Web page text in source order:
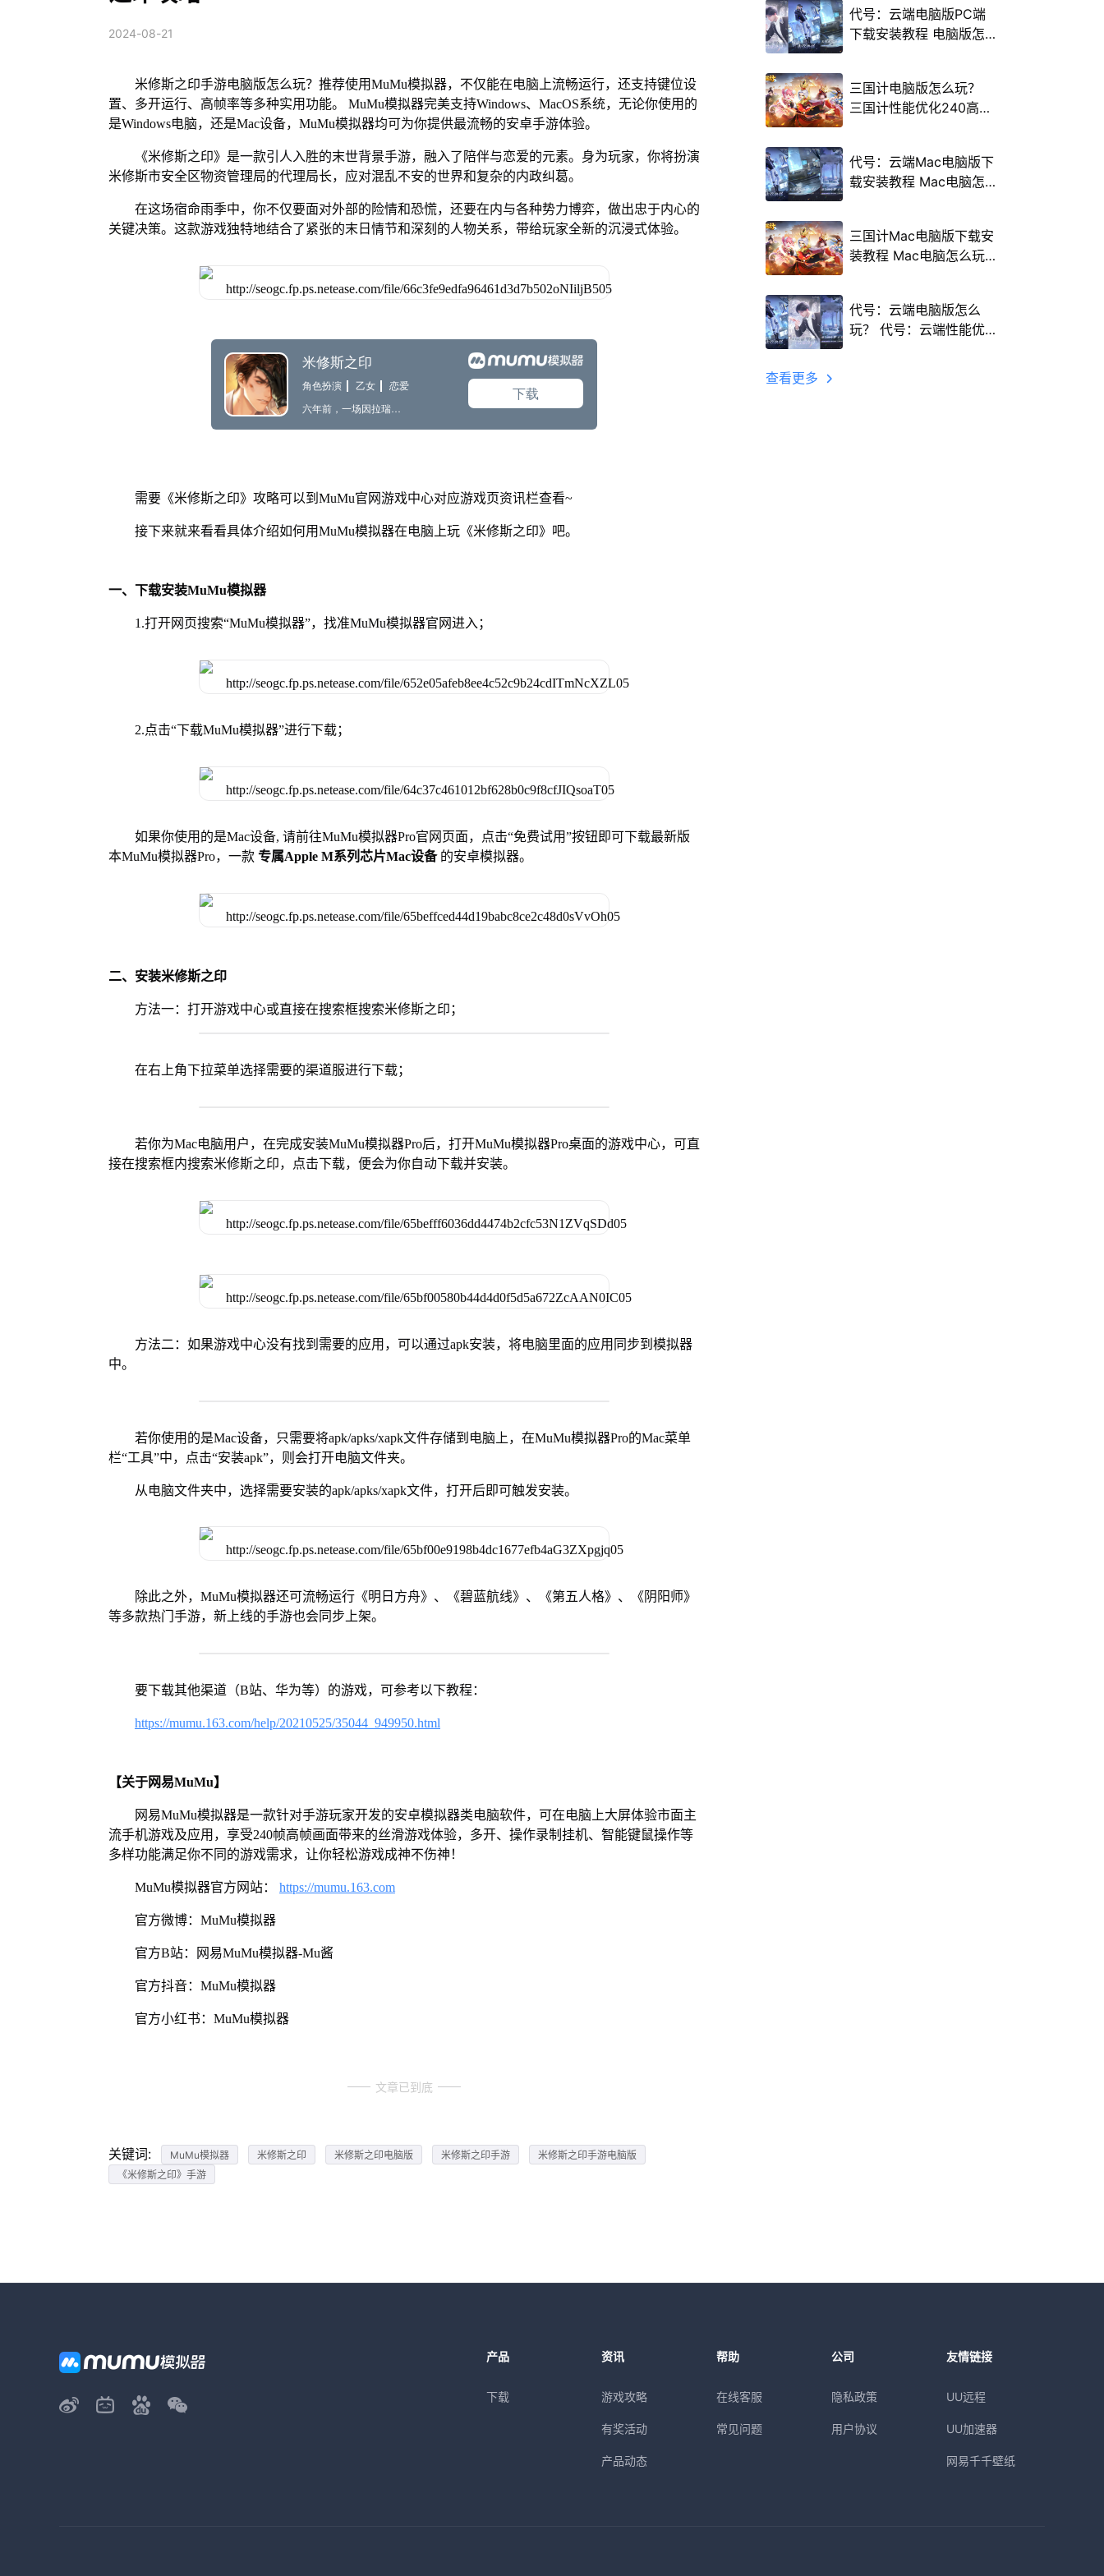
2024-08-21
米修斯之印手游电脑版怎么玩？推荐使用MuMu模拟器，不仅能在电脑上流畅运行，还支持键位设
置、多开运行、高帧率等多种实用功能。 MuMu模拟器完美支持Windows、MacOS系统，无论你使用的
是Windows电脑，还是Mac设备，MuMu模拟器均可为你提供最流畅的安卓手游体验。
《米修斯之印》是一款引人入胜的末世背景手游，融入了陪伴与恋爱的元素。身为玩家，你将扮演
米修斯市安全区物资管理局的代理局长，应对混乱不安的世界和复杂的内政纠葛。
在这场宿命雨季中，你不仅要面对外部的险情和恐慌，还要在内与各种势力博弈，做出忠于内心的
关键决策。这款游戏独特地结合了紧张的末日情节和深刻的人物关系，带给玩家全新的沉浸式体验。
需要《米修斯之印》攻略可以到MuMu官网游戏中心对应游戏页资讯栏查看~
接下来就来看看具体介绍如何用MuMu模拟器在电脑上玩《米修斯之印》吧。
一、下载安装MuMu模拟器
1.打开网页搜索“MuMu模拟器”，找准MuMu模拟器官网进入；
2.点击“下载MuMu模拟器”进行下载；
如果你使用的是Mac设备, 请前往MuMu模拟器Pro官网页面，点击“免费试用”按钮即可下载最新版
本MuMu模拟器Pro，一款 专属Apple M系列芯片Mac设备 的安卓模拟器。
二、安装米修斯之印
方法一：打开游戏中心或直接在搜索框搜索米修斯之印；
在右上角下拉菜单选择需要的渠道服进行下载；
若你为Mac电脑用户，在完成安装MuMu模拟器Pro后，打开MuMu模拟器Pro桌面的游戏中心，可直
接在搜索框内搜索米修斯之印，点击下载，便会为你自动下载并安装。
方法二：如果游戏中心没有找到需要的应用，可以通过apk安装，将电脑里面的应用同步到模拟器
中。
若你使用的是Mac设备，只需要将apk/apks/xapk文件存储到电脑上，在MuMu模拟器Pro的Mac菜单
栏“工具”中，点击“安装apk”，则会打开电脑文件夹。
从电脑文件夹中，选择需要安装的apk/apks/xapk文件，打开后即可触发安装。
除此之外，MuMu模拟器还可流畅运行《明日方舟》、《碧蓝航线》、《第五人格》、《阴阳师》
等多款热门手游，新上线的手游也会同步上架。
要下载其他渠道（B站、华为等）的游戏，可参考以下教程：
https://mumu.163.com/help/20210525/35044_949950.html
【关于网易MuMu】
网易MuMu模拟器是一款针对手游玩家开发的安卓模拟器类电脑软件，可在电脑上大屏体验市面主
流手机游戏及应用，享受240帧高帧画面带来的丝滑游戏体验，多开、操作录制挂机、智能键鼠操作等
多样功能满足你不同的游戏需求，让你轻松游戏成神不伤神！
MuMu模拟器官方网站： https://mumu.163.com
官方微博：MuMu模拟器
官方B站：网易MuMu模拟器-Mu酱
官方抖音：MuMu模拟器
官方小红书：MuMu模拟器
文章已到底
关键词: MuMu模拟器 米修斯之印 米修斯之印电脑版 米修斯之印手游
米修斯之印手游电脑版
《米修斯之印》手游
代号：云端电脑版PC端
下载安装教程 电脑版怎
三国计电脑版怎么玩？
三国计性能优化240高帧
代号：云端Mac电脑版下
载安装教程 Mac电脑怎
三国计Mac电脑版下载安
装教程 Mac电脑怎么玩
代号：云端电脑版怎么
玩？ 代号：云端性能优
查看更多
产品
下载
资讯
游戏攻略
有奖活动
产品动态
帮助
在线客服
常见问题
公司
隐私政策
用户协议
友情链接
UU远程
UU加速器
网易千千壁纸